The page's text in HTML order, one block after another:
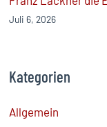
Juli 6, 2026
Kategorien
Allgemein